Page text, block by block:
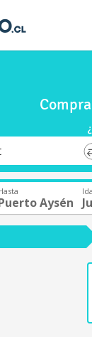
Aysén
Ida